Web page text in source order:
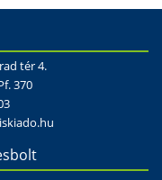
tér 4.
370